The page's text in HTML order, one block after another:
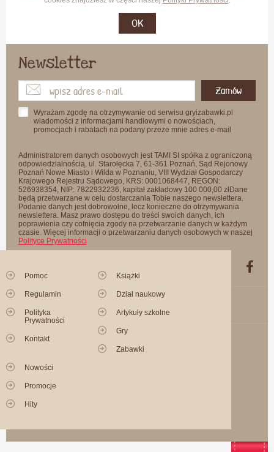
OK
Newsletter
Zamów
Wyrażam zgodę na otrzymywanie od serwisu gryizabawki.pl
wiadomości z informacjami handlowymi o nowościach,
promocjach i rabatach na podany przeze mnie adres e-mail
Administratorem danych osobowych jest TAMI SI spółka z ograniczoną
odpowiedzialnością, ul. Starołęcka 7, 61-361 Poznań, Sąd Rejonowy
Poznań Nowe Miasto i Wilda w Poznaniu, VIII Wydział Gospodarczy
Krajowego Rejestru Sądowego, KRS: 0001068447, REGON:
526938354, NIP: 7822932236, kapitał zakładowy 100 000,00 złDane
będą przetwarzane w celu dostarczania Tobie naszego newslettera.
Podanie danych jest dobrowolne, lecz konieczne do otrzymywania
newslettera. Masz prawo dostępu do treści swoich danych, ich
poprawienia czy cofnięcia zgody na przetwarzanie danych w każdym
czasie. Więcej informacji o przetwarzaniu danych osobowych w naszej
Polityce Prywatności
Pomoc
Regulamin
Polityka
Prywatności
Kontakt
Książki
Dział naukowy
Artykuły szkolne
Gry
Zabawki
Nowości
Promocje
Hity